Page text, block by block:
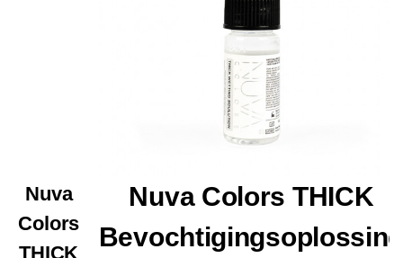
Nuva
Colors
THICK
Nuva Colors THICK